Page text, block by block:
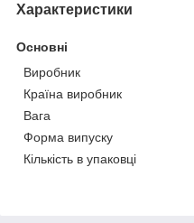
Характеристики
Основні
Виробник
Країна виробник
Вага
Форма випуску
Кількість в упаковці